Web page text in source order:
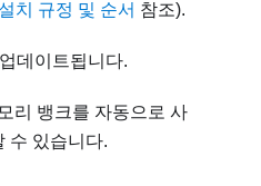
치 규정 및 순서 참조).
데이트됩니다.
리 뱅크를 자동으로 사
수 있습니다.